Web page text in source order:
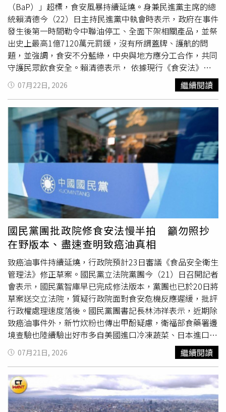
食或親吻嘴巴等行為，都可能將細菌傳給幼童。當孩子約6
個月開始長出乳牙後，細菌便可能快速附著並侵蝕牙齒，提
高蛀牙風險。聽完專業解析後，哈林忍不住驚呼：「我們一
直以為吃東西不刷牙才會蛀牙，所以小朋友蛀牙有很大比例
是透過大人。」林品安則補充，研究顯示，幼童蛀牙菌幾乎
都是由照顧者傳染，2至3歲幼童已有約三成出現蛀牙情形，
因此照顧者的口腔衛生及餵食習慣格外重要，也讓現場來賓
全都驚訝不已。
（BaP）」超標，食安風暴持續延燒。身兼民進黨主席的總
統賴清德今（22）日主持民進黨中執會時表示，政府在事件
發生後第一時間勒令中聯油停工、全面下架相關產品，並祭
出史上最高1億7120萬元罰鍰，沒有所謂蓋牌、護航的問
題，並強調，食安不分藍綠，中央與地方應分工合作，共同
守護民眾飲食安全。賴清德表示， 依據現行《食安法》，
中央負責訂定食品安全標準、擬訂相關法規與政策，並建立
食安預警及稽核制度；地方政府則負責轄區內食品安全管
理，包括主動查核、抽樣檢驗、產品下架、發布預警及依法
採取必要管制措施。賴清德提到，食藥署於6月30日接獲通
報後，隔天即邀請台中市政府共同前往查廠，第一時間勒令
中聯油停工，並要求福壽、福懋、泰山等3家食品公司全面
下架相關產品，同時依法裁罰中聯油1億7120萬元，司法機
關也已介入偵辦，並無外界所稱「蓋牌」或「護航」情形。
賴清德指出，基於食安優先原則，政府也預防性下架所有使
用中聯油品製成的食品，並全面清查、抽驗中聯油4月至6月
生產的30批油品及數百項預防性下架商品。本週一已向社會
說明抽驗結果，專家諮詢會議也於週二作成決議，確認沒有
問題的商品恢復上架，有問題的產品則依法銷毀，以恢復市
場秩序。如今，食藥署將啟動獨立第三方查廠調查，唯有釐
清問題本質，才能真正解決問題，持續精進食品安全管理制
度。談及後續修法，賴清德指出，行政院23日院會將討論
《食安法》修正草案及相關執行法規，將從源頭管理、製程
管理、異常通報、品質管理及數位管理等五大面向，全面強
化食品安全管理機制，進一步提升食品安全把關能力。賴清
德強調，現階段正是中央與地方攜手解決問題的時候，雙方
都應確實履行法定職責，共同建立完善的食品安全管理體
系，守護國人飲食安全。他並呼籲，立法院朝野各黨審議
《食安法》修正草案時，應秉持理性、科學的態度，回歸專
業、凝聚共識，共同健全食安制度，守護國人健康。
07月22日, 2026 繼續閱讀
國民黨團批政院修食安法慢半拍 籲勿照抄
在野版本、盡速查明致癌油真相
致癌油事件持續延燒，行政院預計23日審議《食品安全衛生
管理法》修正草案。國民黨立法院黨團今（21）日召開記者
會表示，國民黨智庫早已完成修法版本，黨團也已於20日將
草案送交立法院，質疑行政院面對食安危機反應遲緩，批評
行政權處理速度落後。國民黨團書記長林沛祥表示，近期除
致癌油事件外，新竹炊粉也傳出甲酚疑慮，衛福部食藥署邊
境查驗也陸續驗出好市多自美國進口冷凍蔬菜、日本進口哈
密瓜等產品農藥殘留不符規定，認為接連發生的食安事件，
已讓民眾對日常食品安全產生疑慮。林沛祥指出，國民黨智
庫在食安事件爆發後即著手研擬修法內容，15日完成草案，
20日正式送交立法院議事處，行政院卻要等到23日才安排
審議，質疑政府面對重大食安事件處置速度過慢，也擔心最
終僅流於形式，未能真正解決問題。他並表示，希望行政院
07月21日, 2026 繼續閱讀